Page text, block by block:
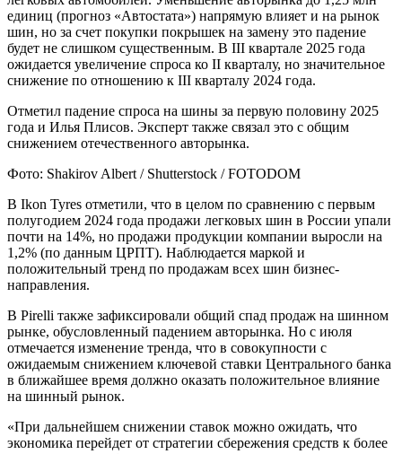
единиц (прогноз «Автостата») напрямую влияет и на рынок
шин, но за счет покупки покрышек на замену это падение
будет не слишком существенным. В III квартале 2025 года
ожидается увеличение спроса ко II кварталу, но значительное
снижение по отношению к III кварталу 2024 года.
Отметил падение спроса на шины за первую половину 2025
года и Илья Плисов. Эксперт также связал это с общим
снижением отечественного авторынка.
Фото: Shakirov Albert / Shutterstock / FOTODOM
В Ikon Tyres отметили, что в целом по сравнению с первым
полугодием 2024 года продажи легковых шин в России упали
почти на 14%, но продажи продукции компании выросли на
1,2% (по данным ЦРПТ). Наблюдается маркой и
положительный тренд по продажам всех шин бизнес-
направления.
В Pirelli также зафиксировали общий спад продаж на шинном
рынке, обусловленный падением авторынка. Но с июля
отмечается изменение тренда, что в совокупности с
ожидаемым снижением ключевой ставки Центрального банка
в ближайшее время должно оказать положительное влияние
на шинный рынок.
«При дальнейшем снижении ставок можно ожидать, что
экономика перейдет от стратегии сбережения средств к более